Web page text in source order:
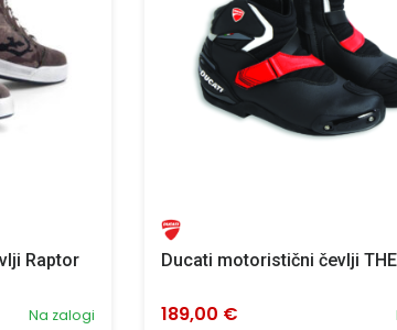
Raptor
Na zalogi
Ducati motoristični čevlji
189,00 €